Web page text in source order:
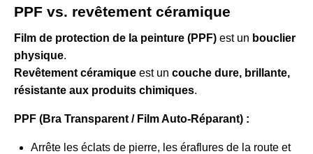
PPF vs. revêtement céramique
Film de protection de la peinture (PPF) est un bouclier
physique.
Revêtement céramique est un couche dure, brillante,
résistante aux produits chimiques.
PPF (Bra Transparent / Film Auto-Réparant) :
Arrête les éclats de pierre, les éraflures de la route et